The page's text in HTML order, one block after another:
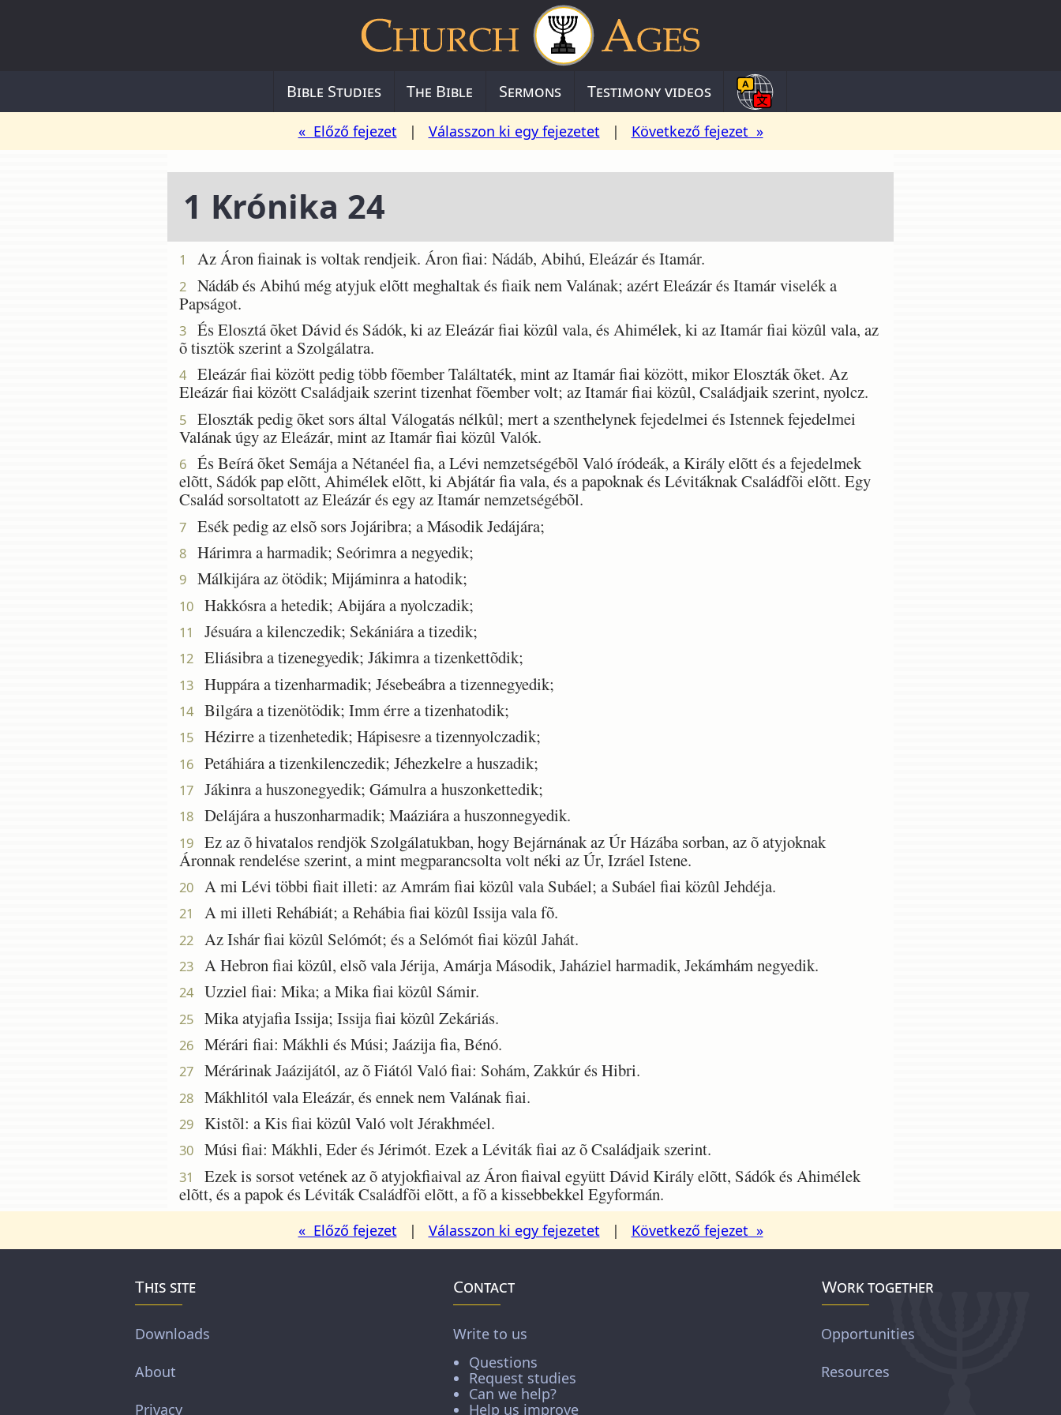
Bible Studies The Bible Sermons Testimony videos
« Előző fejezet | Válasszon ki egy fejezetet | Következő fejezet »
1 Krónika 24
1 Az Áron fiainak is voltak rendjeik. Áron fiai: Nádáb, Abihú, Eleázár és Itamár.
2
Nádáb és Abihú még atyjuk elõtt meghaltak és fiaik nem Valának; azért Eleázár és Itamár viselék a
Papságot.
3
És Elosztá õket Dávid és Sádók, ki az Eleázár fiai közûl vala, és Ahimélek, ki az Itamár fiai közûl vala, az
õ tisztök szerint a Szolgálatra.
4
Eleázár fiai között pedig több fõember Találtaték, mint az Itamár fiai között, mikor Eloszták õket. Az
Eleázár fiai között Családjaik szerint tizenhat fõember volt; az Itamár fiai közûl, Családjaik szerint, nyolcz.
5
Eloszták pedig õket sors által Válogatás nélkûl; mert a szenthelynek fejedelmei és Istennek fejedelmei
Valának úgy az Eleázár, mint az Itamár fiai közûl Valók.
6
És Beírá õket Semája a Nétanéel fia, a Lévi nemzetségébõl Való íródeák, a Király elõtt és a fejedelmek
elõtt, Sádók pap elõtt, Ahimélek elõtt, ki Abjátár fia vala, és a papoknak és Lévitáknak Családfõi elõtt. Egy
Család sorsoltatott az Eleázár és egy az Itamár nemzetségébõl.
7 Esék pedig az elsõ sors Jojáribra; a Második Jedájára;
8 Hárimra a harmadik; Seórimra a negyedik;
9 Málkijára az ötödik; Mijáminra a hatodik;
10 Hakkósra a hetedik; Abijára a nyolczadik;
11 Jésuára a kilenczedik; Sekániára a tizedik;
12 Eliásibra a tizenegyedik; Jákimra a tizenkettõdik;
13 Huppára a tizenharmadik; Jésebeábra a tizennegyedik;
14 Bilgára a tizenötödik; Imm érre a tizenhatodik;
15 Hézirre a tizenhetedik; Hápisesre a tizennyolczadik;
16 Petáhiára a tizenkilenczedik; Jéhezkelre a huszadik;
17 Jákinra a huszonegyedik; Gámulra a huszonkettedik;
18 Delájára a huszonharmadik; Maáziára a huszonnegyedik.
19
Ez az õ hivatalos rendjök Szolgálatukban, hogy Bejárnának az Úr Házába sorban, az õ atyjoknak
Áronnak rendelése szerint, a mint megparancsolta volt néki az Úr, Izráel Istene.
20 A mi Lévi többi fiait illeti: az Amrám fiai közûl vala Subáel; a Subáel fiai közûl Jehdéja.
21 A mi illeti Rehábiát; a Rehábia fiai közûl Issija vala fõ.
22 Az Ishár fiai közûl Selómót; és a Selómót fiai közûl Jahát.
23 A Hebron fiai közûl, elsõ vala Jérija, Amárja Második, Jaháziel harmadik, Jekámhám negyedik.
24 Uzziel fiai: Mika; a Mika fiai közûl Sámir.
25 Mika atyjafia Issija; Issija fiai közûl Zekáriás.
26 Mérári fiai: Mákhli és Músi; Jaázija fia, Bénó.
27 Mérárinak Jaázijától, az õ Fiától Való fiai: Sohám, Zakkúr és Hibri.
28 Mákhlitól vala Eleázár, és ennek nem Valának fiai.
29 Kistõl: a Kis fiai közûl Való volt Jérakhméel.
30 Músi fiai: Mákhli, Eder és Jérimót. Ezek a Léviták fiai az õ Családjaik szerint.
31
Ezek is sorsot vetének az õ atyjokfiaival az Áron fiaival együtt Dávid Király elõtt, Sádók és Ahimélek
elõtt, és a papok és Léviták Családfõi elõtt, a fõ a kissebbekkel Egyformán.
« Előző fejezet | Válasszon ki egy fejezetet | Következő fejezet »
This site
Downloads
About
Privacy
Contact
Write to us
Questions
Request studies
Can we help?
Help us improve
Work together
Opportunities
Resources